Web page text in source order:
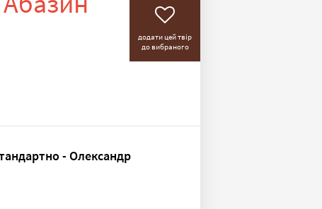
додати цей твір
до вибраного
- Олександр